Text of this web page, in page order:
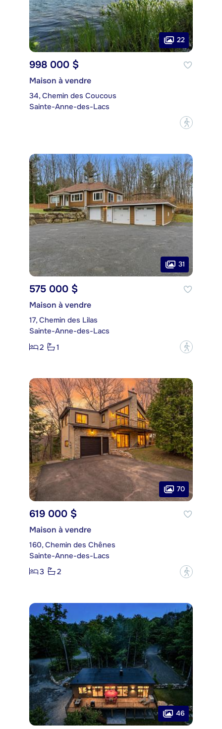
22
998 000 $
Maison à vendre
34, Chemin des Coucous
Sainte-Anne-des-Lacs
?
31
575 000 $
Maison à vendre
17, Chemin des Lilas
Sainte-Anne-des-Lacs
2
1 ?
70
619 000 $
Maison à vendre
160, Chemin des Chênes
Sainte-Anne-des-Lacs
3
2 ?
46